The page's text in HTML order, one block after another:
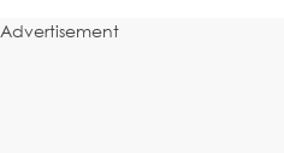
Advertisement